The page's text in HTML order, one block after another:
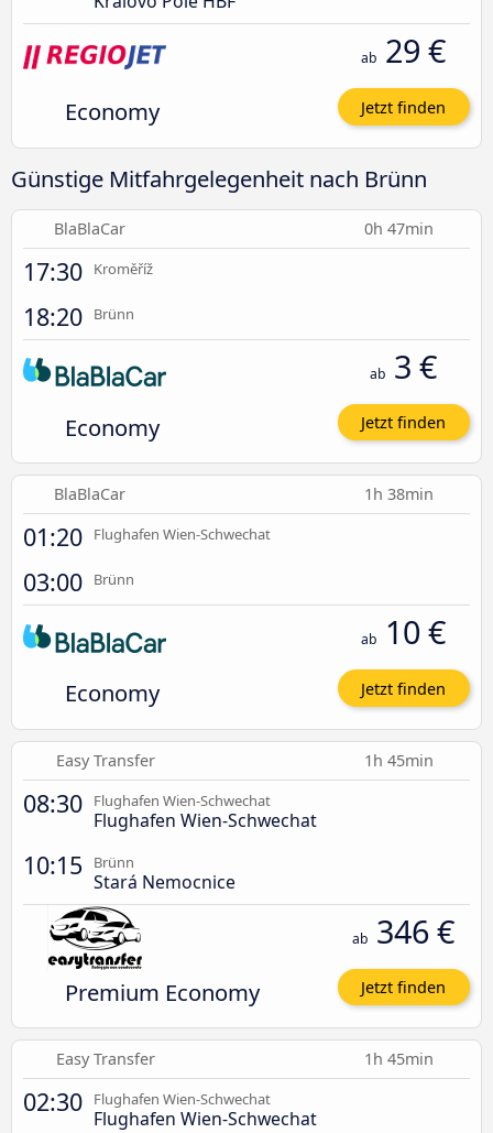
Economy
ab 29 €
Jetzt finden
Günstige Mitfahrgelegenheit nach Brünn
BlaBlaCar 0h 47min
17:30 Kroměříž
18:20 Brünn
Economy
ab 3 €
Jetzt finden
BlaBlaCar 1h 38min
01:20 Flughafen Wien-Schwechat
03:00 Brünn
Economy
ab 10 €
Jetzt finden
Easy Transfer 1h 45min
08:30 Flughafen Wien-Schwechat
Flughafen Wien-Schwechat
10:15 Brünn
Stará Nemocnice
Premium Economy
ab 346 €
Jetzt finden
Easy Transfer 1h 45min
02:30 Flughafen Wien-Schwechat
Flughafen Wien-Schwechat